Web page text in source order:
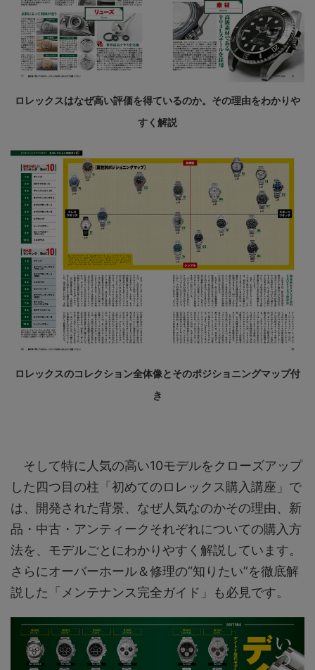
ロレックスはなぜ高い評価を得ているのか。その理由をわかりや
すく解説
ロレックスのコレクション全体像とそのポジショニングマップ付
き
そして特に人気の高い10モデルをクローズアップ
した四つ目の柱「初めてのロレックス購入講座」で
は、開発された背景、なぜ人気なのかその理由、新
品・中古・アンティークそれぞれについての購入方
法を、モデルごとにわかりやすく解説しています。
さらにオーバーホール＆修理の“知りたい”を徹底解
説した「メンテナンス完全ガイド」も必見です。